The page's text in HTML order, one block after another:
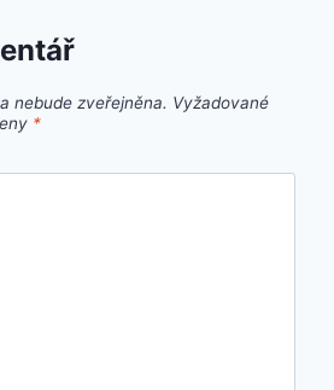
nebude zveřejněna. Vyžadované
*